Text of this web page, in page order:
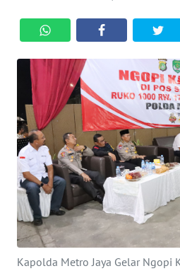
Kapolda Metro Jaya Gelar Ngopi
EKUIN
SAINS-TEKNO
KESEHATAN
INTERNASIONAL
SERBA-SERBI
PENDIDIKAN
OLAHRAGA